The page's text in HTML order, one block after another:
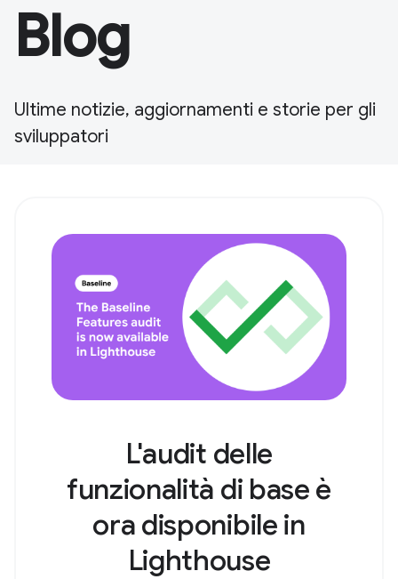
Blog
Ultime notizie, aggiornamenti e storie per gli
sviluppatori
L'audit delle
funzionalità di base è
ora disponibile in
Lighthouse